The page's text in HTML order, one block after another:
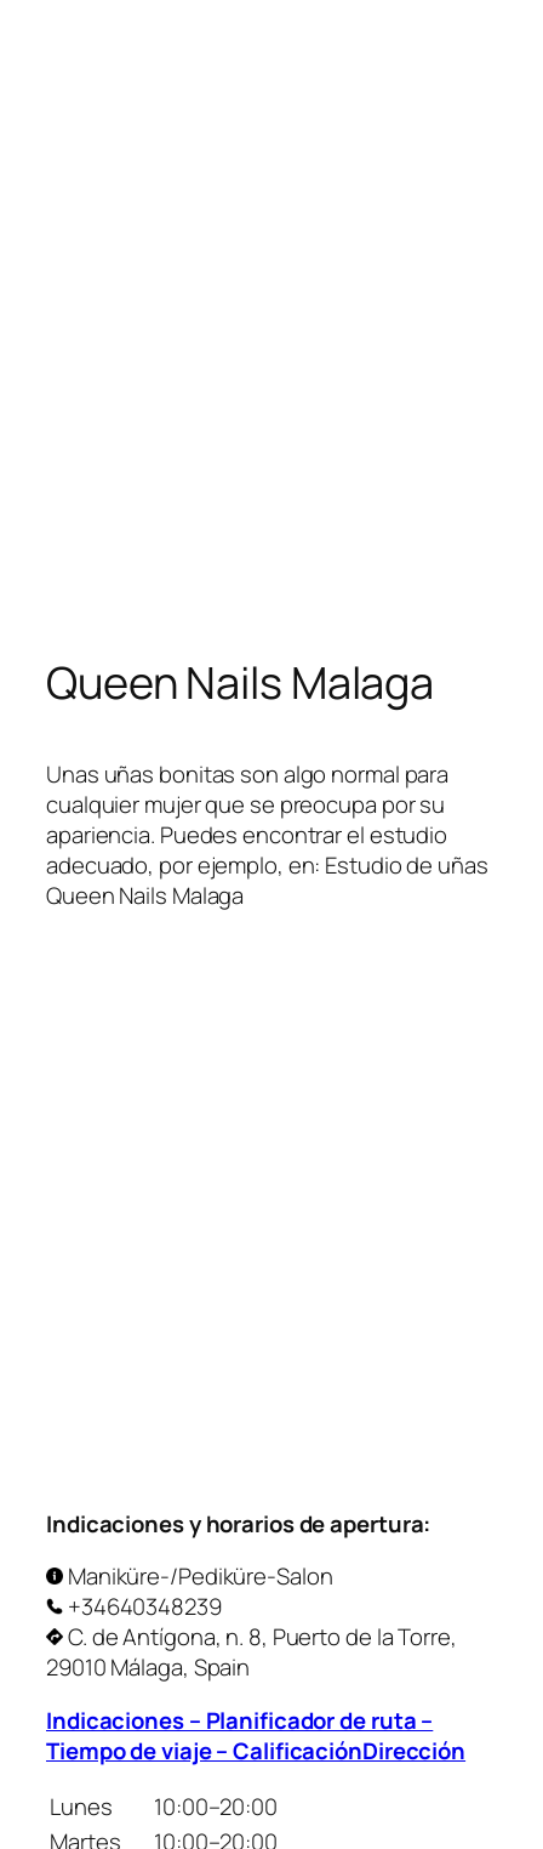
Queen Nails Malaga
Unas uñas bonitas son algo normal para
cualquier mujer que se preocupa por su
apariencia. Puedes encontrar el estudio
adecuado, por ejemplo, en: Estudio de uñas
Queen Nails Malaga
Indicaciones y horarios de apertura:
Maniküre-/Pediküre-Salon
+34640348239
C. de Antígona, n. 8, Puerto de la Torre,
29010 Málaga, Spain
Indicaciones – Planificador de ruta –
Tiempo de viaje – CalificaciónDirección
Lunes
10:00–20:00
Martes
10:00–20:00